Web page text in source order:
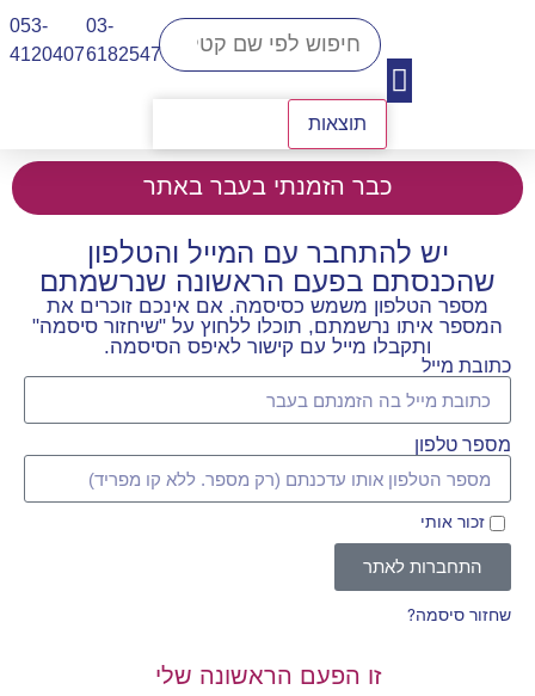
תוצאות
03-
6182547
053-
4120407​
כבר הזמנתי בעבר באתר
זו הפעם הראשונה שלי
יש להתחבר עם המייל והטלפון
שהכנסתם בפעם הראשונה שנרשמתם
מספר הטלפון משמש כסיסמה. אם אינכם זוכרים את
המספר איתו נרשמתם, תוכלו ללחוץ על "שיחזור סיסמה"
ותקבלו מייל עם קישור לאיפס הסיסמה.
כתובת מייל
מספר טלפון
זכור אותי
התחברות לאתר
שחזור סיסמה?